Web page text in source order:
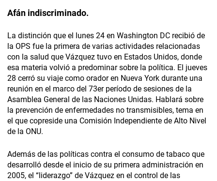
Afán indiscriminado.
La distinción que el lunes 24 en Washing­ton DC recibió de
la OPS fue la primera de varias actividades relacionadas
con la salud que Vázquez tuvo en Estados Unidos, donde
esa materia volvió a predominar sobre la política. El jueves
28 cerró su viaje como orador en Nueva York durante una
reunión en el marco del 73er período de sesiones de la
Asamblea General de las Naciones Unidas. Hablará sobre
la prevención de enfermedades no transmisibles, tema en
el que copreside una Comisión Independiente de Alto Nivel
de la ONU.
Además de las políticas contra el consumo de tabaco que
desarrolló desde el inicio de su primera administración en
2005, el “liderazgo” de Vázquez en el control de las